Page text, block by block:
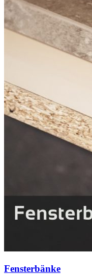
Fensterbänke